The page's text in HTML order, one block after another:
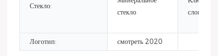
Стекло:
стекло
слова:
Логотип: смотреть 2020